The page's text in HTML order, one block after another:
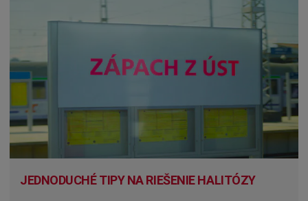
JEDNODUCHÉ TIPY NA RIEŠENIE HALITÓZY